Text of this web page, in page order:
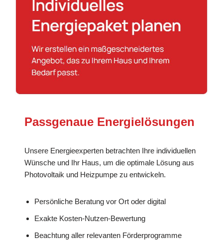
Passgenaue Energielösungen
Unsere Energieexperten betrachten Ihre individuellen
Wünsche und Ihr Haus, um die optimale Lösung aus
Photovoltaik und Heizpumpe zu entwickeln.
Persönliche Beratung vor Ort oder digital
Exakte Kosten-Nutzen-Bewertung
Beachtung aller relevanten Förderprogramme